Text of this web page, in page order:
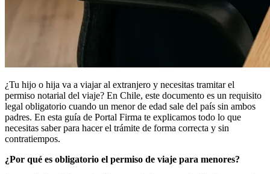
¿Tu hijo o hija va a viajar al extranjero y necesitas tramitar el
permiso notarial del viaje? En Chile, este documento es un requisito
legal obligatorio cuando un menor de edad sale del país sin ambos
padres. En esta guía de Portal Firma te explicamos todo lo que
necesitas saber para hacer el trámite de forma correcta y sin
contratiempos.
¿Por qué es obligatorio el permiso de viaje para menores?